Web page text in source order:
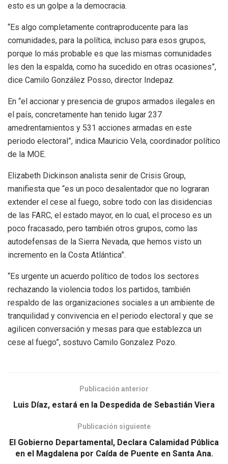
esto es un golpe a la democracia.
“Es algo completamente contraproducente para las
comunidades, para la política, incluso para esos grupos,
porque lo más probable es que las mismas comunidades
les den la espalda, como ha sucedido en otras ocasiones”,
dice Camilo González Posso, director Indepaz.
En “el accionar y presencia de grupos armados ilegales en
el país, concretamente han tenido lugar 237
amedrentamientos y 531 acciones armadas en este
periodo electoral”, indica Mauricio Vela, coordinador político
de la MOE.
Elizabeth Dickinson analista senir de Crisis Group,
manifiesta que “es un poco desalentador que no lograran
extender el cese al fuego, sobre todo con las disidencias
de las FARC, el estado mayor, en lo cual, el proceso es un
poco fracasado, pero también otros grupos, como las
autodefensas de la Sierra Nevada, que hemos visto un
incremento en la Costa Atlántica”.
“Es urgente un acuerdo político de todos los sectores
rechazando la violencia todos los partidos, también
respaldo de las organizaciones sociales a un ambiente de
tranquilidad y convivencia en el periodo electoral y que se
agilicen conversación y mesas para que establezca un
cese al fuego”, sostuvo Camilo Gonzalez Pozo.
Publicación anterior
Luis Díaz, estará en la Despedida de Sebastián Viera
Publicación siguiente
El Gobierno Departamental, Declara Calamidad Pública
en el Magdalena por Caída de Puente en Santa Ana.